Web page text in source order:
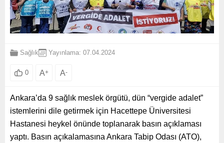
Sağlık Yayınlama: 07.04.2024
0 A+ A-
Ankara’da 9 sağlık meslek örgütü, dün “vergide adalet”
istemlerini dile getirmek için Hacettepe Üniversitesi
Hastanesi heykel önünde toplanarak basın açıklaması
yaptı. Basın açıkalamasına Ankara Tabip Odası (ATO),